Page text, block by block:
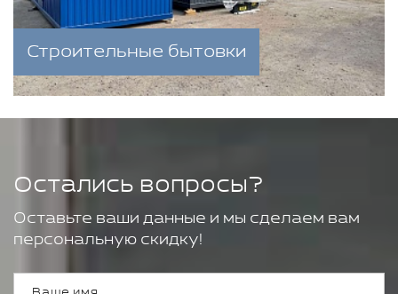
Строительные бытовки
Остались вопросы?
Оставьте ваши данные и мы сделаем вам
персональную скидку!